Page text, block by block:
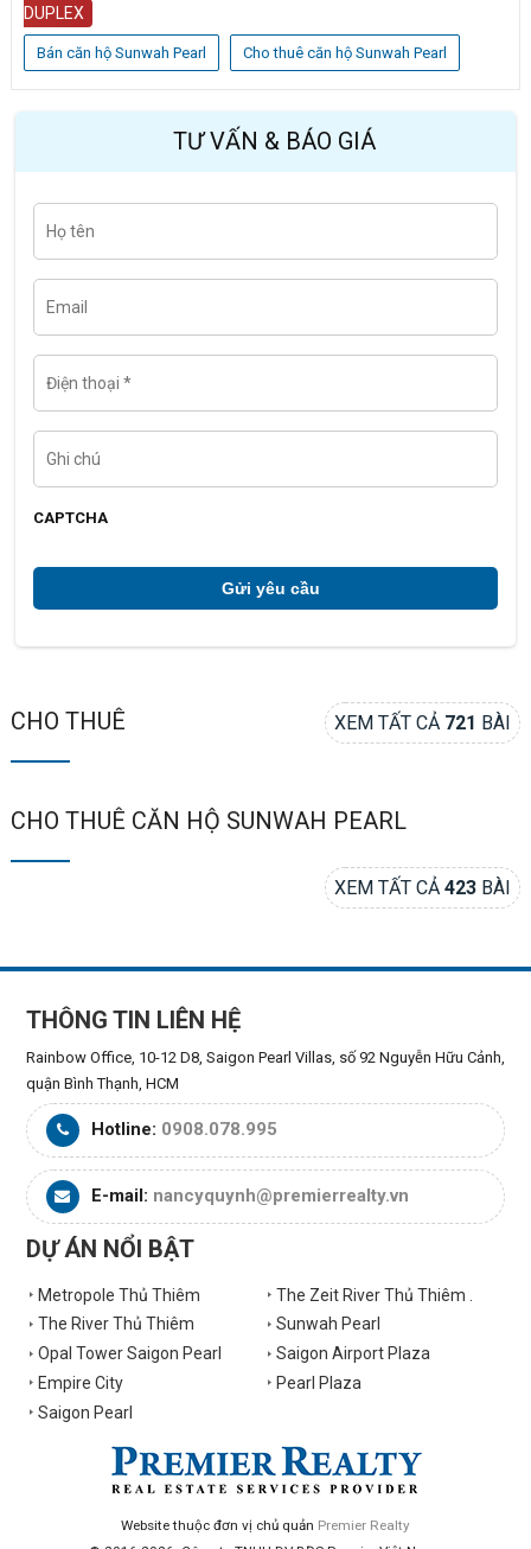
DUPLEX
Bán căn hộ Sunwah Pearl Cho thuê căn hộ Sunwah Pearl
TƯ VẤN & BÁO GIÁ
H
n
E
lĐ
t
i
G
h
CAPTCHA
CHO THUÊ XEM TẤT CẢ 721 BÀI
CHO THUÊ CĂN HỘ SUNWAH PEARL
XEM TẤT CẢ423 BÀI
THÔNG TIN LIÊN HỆ
Rainbow Office, 10-12 D8, Saigon Pearl Villas, số 92 Nguyễn Hữu Cảnh,
quận Bình Thạnh, HCM
Hotline: 0908.078.995
E-mail: nancyquynh@premierrealty.vn
DỰ ÁN NỔI BẬT
Metropole Thủ Thiêm
The Zeit River Thủ Thiêm .
The River Thủ Thiêm
Sunwah Pearl
Opal Tower Saigon Pearl
Saigon Airport Plaza
Empire City
Pearl Plaza
Saigon Pearl
Website thuộc đơn vị chủ quản Premier Realty